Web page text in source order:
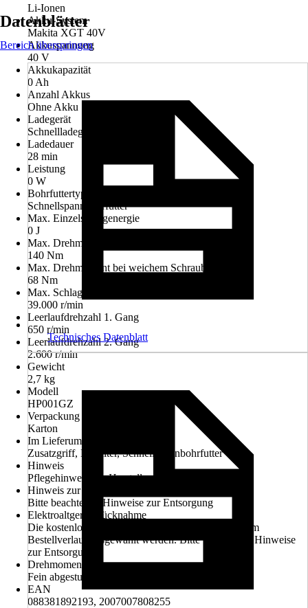
Li-Ionen
Akku-System
Makita XGT 40V
Akkuspannung
40 V
Akkukapazität
0 Ah
Anzahl Akkus
Ohne Akku
Ladegerät
Schnellladegerät
Ladedauer
28 min
Leistung
0 W
Bohrfuttertyp/ Werkzeugaufnahme
Schnellspannbohrfutter
Max. Einzelschlagenergie
0 J
Max. Drehmoment bei hartem Schraubfall
140 Nm
Max. Drehmoment bei weichem Schraubfall
68 Nm
Max. Schlaganzahl
39.000 r/min
Leerlaufdrehzahl 1. Gang
650 r/min
Leerlaufdrehzahl 2. Gang
2.600 r/min
Gewicht
2,7 kg
Modell
HP001GZ
Verpackung
Karton
Im Lieferumfang enthalten
Zusatzgriff, Bithalter, Schnellspannbohrfutter
Hinweis
Pflegehinweis des Herstellers beachten
Hinweis zur Entsorgung
Bitte beachte die Hinweise zur Entsorgung
Elektroaltgerät-Rücknahme
Die kostenlose Rückgabe des Elektro-Geräts kann im
Bestellverlauf ausgewählt werden. Bitte beachte die Hinweise
zur Entsorgung.
Drehmomentstufen
Fein abgestuft > 21 Stufen
EAN
088381892193, 2007007808255
Datenblätter
Bereich überspringen
Technisches Datenblatt